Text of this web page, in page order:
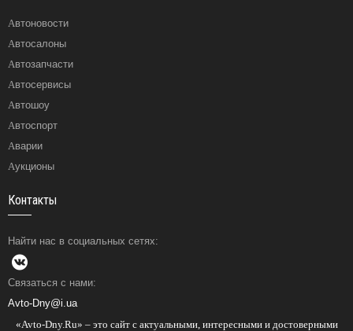
Автоновости
Автосалоны
Автозапчасти
Автосервисы
Автошоу
Автоспорт
Аварии
Аукционы
Контакты
Найти нас в социальных сетях:
Связаться с нами:
Avto-Dny@i.ua
«Avto-Dny.Ru» – это сайт с актуальными, интересными и достоверными